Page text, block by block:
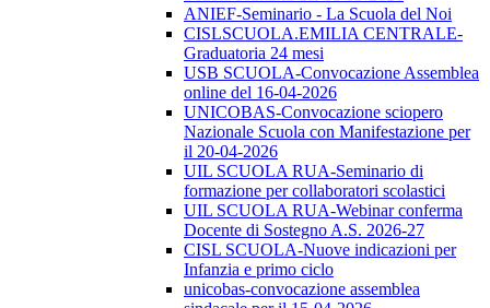
ANIEF-Seminario - La Scuola del Noi
CISLSCUOLA.EMILIA CENTRALE-
Graduatoria 24 mesi
USB SCUOLA-Convocazione Assemblea
online del 16-04-2026
UNICOBAS-Convocazione sciopero
Nazionale Scuola con Manifestazione per
il 20-04-2026
UIL SCUOLA RUA-Seminario di
formazione per collaboratori scolastici
UIL SCUOLA RUA-Webinar conferma
Docente di Sostegno A.S. 2026-27
CISL SCUOLA-Nuove indicazioni per
Infanzia e primo ciclo
unicobas-convocazione assemblea